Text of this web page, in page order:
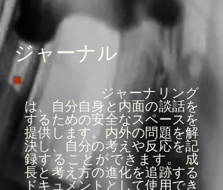
ジャーナル
ジャーナリング
は、自分自身と内面の談話を
するための安全なスペースを
提供します。内外の問題を解
決し、自分の考えや反応を記
録することができます。 成
長と考え方の進化を追跡する
ドキュメントとして使用でき